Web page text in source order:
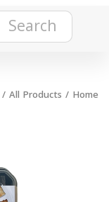
Home
/
All Products
/